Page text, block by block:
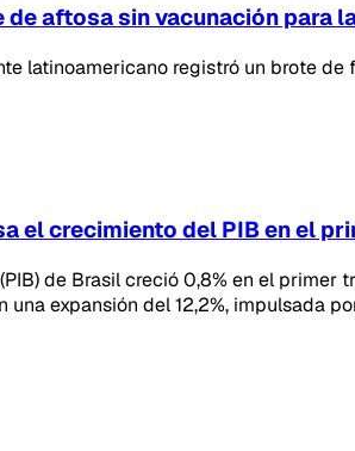
aftosa sin vacunación para
latinoamericano registró un brote
el crecimiento del PIB en el
de Brasil creció 0,8% en el
una expansión del 12,2%, impulsada